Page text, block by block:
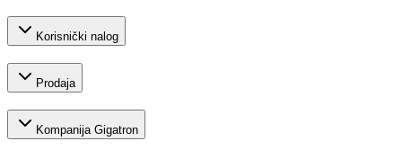
Korisnički nalog
Prodaja
Kompanija Gigatron